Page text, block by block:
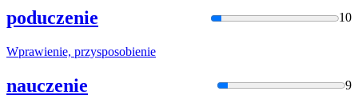
poduczenie 10
Wprawienie, przysposobienie
nauczenie 9